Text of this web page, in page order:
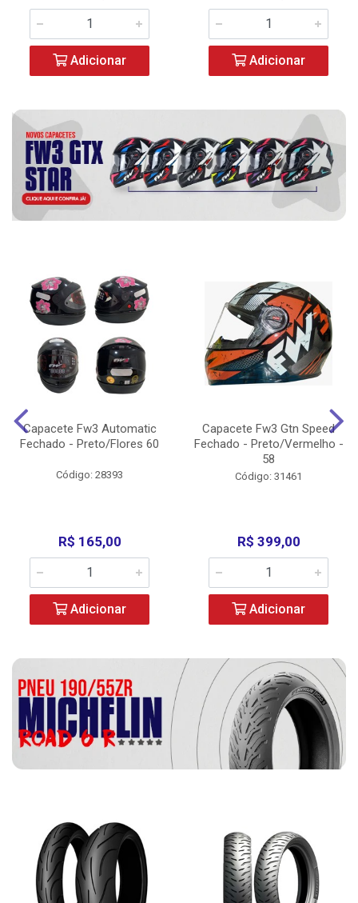
Adicionar Adicionar
Capacete Fw3 Automatic
Fechado - Preto/Flores 60
Código: 28393
R$ 165,00
Adicionar
Capacete Fw3 Gtn Speed
Fechado - Preto/Vermelho -
58
Código: 31461
R$ 399,00
Adicionar